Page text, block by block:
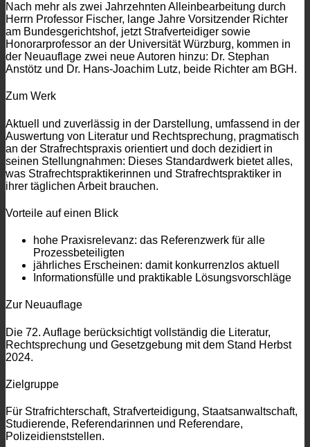
Nach mehr als zwei Jahrzehnten Alleinbearbeitung durch
Herrn Professor Fischer, lange Jahre Vorsitzender Richter
am Bundesgerichtshof, jetzt Strafverteidiger sowie
Honorarprofessor an der Universität Würzburg, kommen in
der Neuauflage zwei neue Autoren hinzu: Dr. Stephan
Anstötz und Dr. Hans-Joachim Lutz, beide Richter am BGH.
Zum Werk
Aktuell und zuverlässig in der Darstellung, umfassend in der
Auswertung von Literatur und Rechtsprechung, pragmatisch
an der Strafrechtspraxis orientiert und doch dezidiert in
seinen Stellungnahmen: Dieses Standardwerk bietet alles,
was Strafrechtspraktikerinnen und Strafrechtspraktiker in
ihrer täglichen Arbeit brauchen.
Vorteile auf einen Blick
hohe Praxisrelevanz: das Referenzwerk für alle
Prozessbeteiligten
jährliches Erscheinen: damit konkurrenzlos aktuell
Informationsfülle und praktikable Lösungsvorschläge
Zur Neuauflage
Die 72. Auflage berücksichtigt vollständig die Literatur,
Rechtsprechung und Gesetzgebung mit dem Stand Herbst
2024.
Zielgruppe
Für Strafrichterschaft, Strafverteidigung, Staatsanwaltschaft,
Studierende, Referendarinnen und Referendare,
Polizeidienststellen.